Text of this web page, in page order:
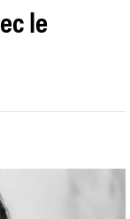
le